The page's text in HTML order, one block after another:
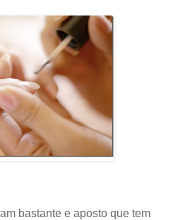
bastante e aposto que tem